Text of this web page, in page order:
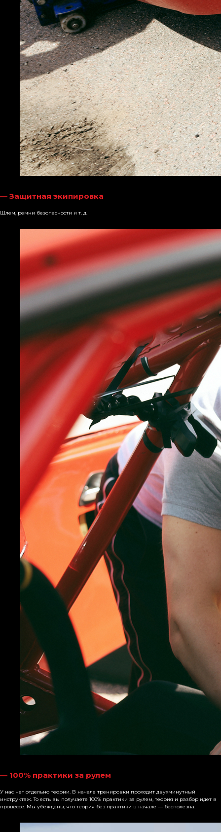
— Защитная экипировка
Шлем, ремни безопасности и т. д.
— 100% практики за рулем
У нас нет отдельно теории. В начале тренировки проходит двухминутный
инструктаж. То есть вы получаете 100% практики за рулем, теория и разбор идет в
процессе. Мы убеждены, что теория без практики в начале — бесполезна.